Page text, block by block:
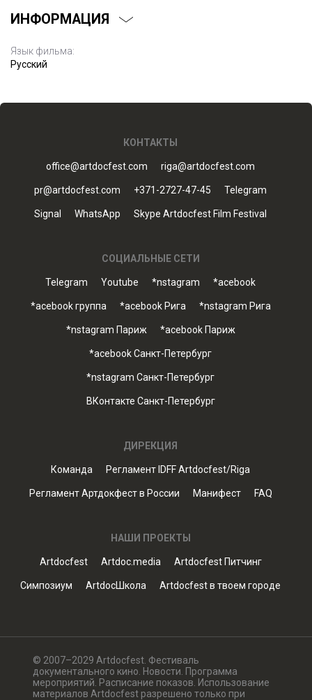
ИНФОРМАЦИЯ
Язык фильма:
Русский
КОНТАКТЫ
office@artdocfest.com riga@artdocfest.com
pr@artdocfest.com +371-2727-47-45 Telegram
Signal WhatsApp Skype Artdocfest Film Festival
СОЦИАЛЬНЫЕ СЕТИ
Telegram Youtube *nstagram *acebook
*acebook группа *acebook Рига *nstagram Рига
*nstagram Париж *acebook Париж
*acebook Санкт-Петербург
*nstagram Санкт-Петербург
ВКонтакте Санкт-Петербург
ДИРЕКЦИЯ
Команда Регламент IDFF Artdocfest/Riga
Регламент Артдокфест в России Манифест FAQ
НАШИ ПРОЕКТЫ
Artdocfest Artdoc.media Artdocfest Питчинг
Симпозиум ArtdocШкола Artdocfest в твоем городе
© 2007–2029 Artdocfest. Фестиваль
документального кино. Новости. Программа
мероприятий. Расписание показов. Использование
материалов Artdocfest разрешено только при